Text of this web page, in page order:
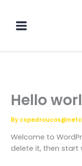
content
Hello
By
Welcome to
delete it, then start